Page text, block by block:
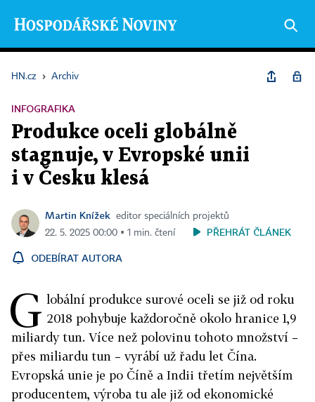
HN.cz › Archiv
INFOGRAFIKA
Produkce oceli globálně
stagnuje, v Evropské unii
i v Česku klesá
Martin Knížek
editor speciálních projektů
22. 5. 2025 00:00 ▪ 1 min. čtení
PŘEHRÁT ČLÁNEK
ODEBÍRAT AUTORA
G lobální produkce surové oceli se již od roku
2018 pohybuje každoročně okolo hranice 1,9
miliardy tun. Více než polovinu tohoto množství –
přes miliardu tun – vyrábí už řadu let Čína.
Evropská unie je po Číně a Indii třetím největším
producentem, výroba tu ale již od ekonomické